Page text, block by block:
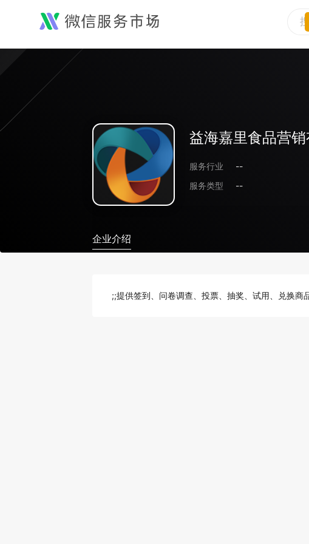
益海嘉里食品营销
服务行业
--
服务类型
--
企业介绍
;;提供签到、问卷调查、投票、抽奖、试用、兑换